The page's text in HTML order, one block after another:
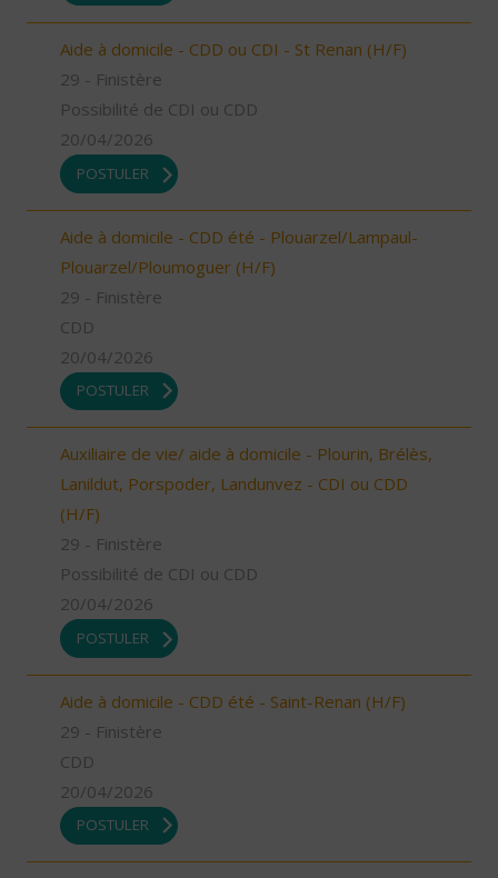
Aide à domicile - CDD ou CDI - St Renan (H/F)
29 - Finistère
Possibilité de CDI ou CDD
20/04/2026
POSTULER
Aide à domicile - CDD été - Plouarzel/Lampaul-
Plouarzel/Ploumoguer (H/F)
29 - Finistère
CDD
20/04/2026
POSTULER
Auxiliaire de vie/ aide à domicile - Plourin, Brélès,
Lanildut, Porspoder, Landunvez - CDI ou CDD
(H/F)
29 - Finistère
Possibilité de CDI ou CDD
20/04/2026
POSTULER
Aide à domicile - CDD été - Saint-Renan (H/F)
29 - Finistère
CDD
20/04/2026
POSTULER